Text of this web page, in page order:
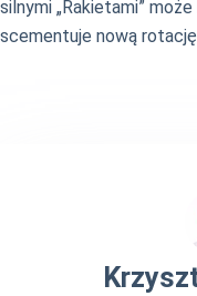
silnymi „Rakietami”
scementuje nową rotację